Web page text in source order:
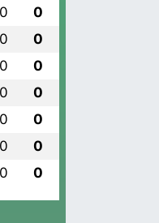
0 0
0 0
0 0
0 0
0 0
0 0
0 0